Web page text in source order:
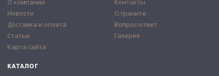
О компании
Новости
Доставка и оплата
Статьи
Карта сайта
Контакты
О граните
Вопрос-ответ
Галерея
КАТАЛОГ